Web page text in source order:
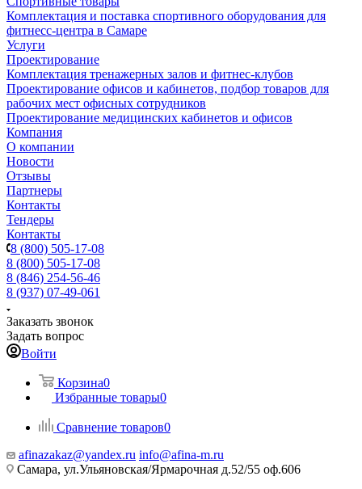
Комплектация и поставка спортивного оборудования для
фитнесс-центра в Самаре
Услуги
Проектирование
Комплектация тренажерных залов и фитнес-клубов
Проектирование офисов и кабинетов, подбор товаров для
рабочих мест офисных сотрудников
Проектирование медицинских кабинетов и офисов
Компания
О компании
Новости
Отзывы
Партнеры
Контакты
Тендеры
Контакты
8 (800) 505-17-08
8 (800) 505-17-08
8 (846) 254-56-46
8 (937) 07-49-061
Заказать звонок
Задать вопрос
Войти
Корзина0
Избранные товары0
Сравнение товаров0
afinazakaz@yandex.ru info@afina-m.ru
Самара, ул.Ульяновская/Ярмарочная д.52/55 оф.606